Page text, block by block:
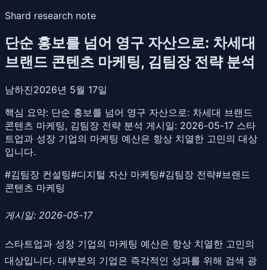
Shard research note
단순 홍보를 넘어 영구 자산으로: 차세대
브랜드 콘텐츠 마케팅, 김팀장 전략 분석
남하진2026년 5월 17일
핵심 요약: 단순 홍보를 넘어 영구 자산으로: 차세대 브랜드
콘텐츠 마케팅, 김팀장 전략 분석 게시일: 2026-05-17 스타
트업과 성장 기업의 마케팅 예산은 항상 치열한 고민의 대상
입니다.
#김팀장 컨설팅#디지털 자산 마케팅#김팀장 전략#브랜드
콘텐츠 마케팅
게시일: 2026-05-17
스타트업과 성장 기업의 마케팅 예산은 항상 치열한 고민의
대상입니다. 대부분의 기업은 즉각적인 성과를 위해 검색 광